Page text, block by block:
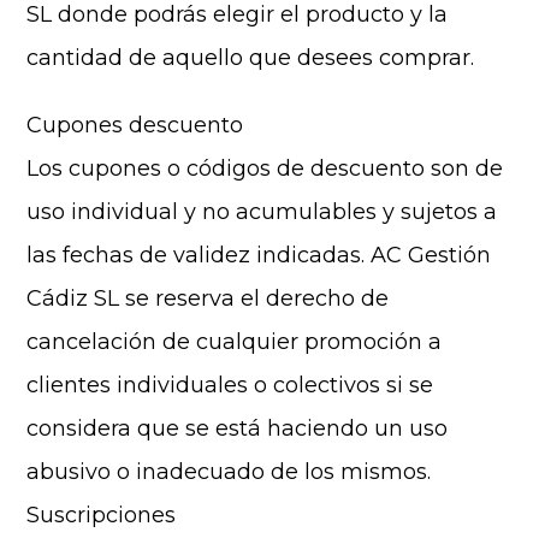
SL donde podrás elegir el producto y la
cantidad de aquello que desees comprar.
Cupones descuento
Los cupones o códigos de descuento son de
uso individual y no acumulables y sujetos a
las fechas de validez indicadas. AC Gestión
Cádiz SL se reserva el derecho de
cancelación de cualquier promoción a
clientes individuales o colectivos si se
considera que se está haciendo un uso
abusivo o inadecuado de los mismos.
Suscripciones